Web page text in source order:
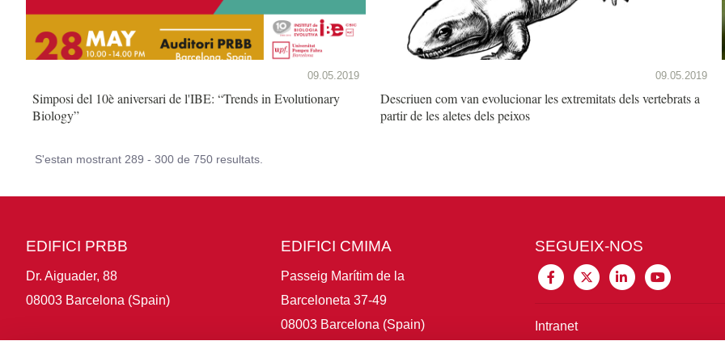
09.05.2019
Simposi del 10è aniversari de l'IBE: “Trends in Evolutionary
Biology”
09.05.2019
Descriuen com van evolucionar les extremitats dels vertebrats a
partir de les aletes dels peixos
S'estan mostrant 289 - 300 de 750 resultats.
EDIFICI PRBB
Dr. Aiguader, 88
08003 Barcelona (Spain)
EDIFICI CMIMA
Passeig Marítim de la
Barceloneta 37-49
08003 Barcelona (Spain)
SEGUEIX-NOS
Intranet